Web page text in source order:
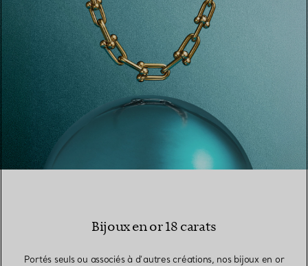
Bijoux en or 18 carats
Portés seuls ou associés à d’autres créations, nos bijoux en or